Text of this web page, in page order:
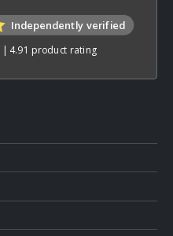
Independently verified
| 4.91 product rating